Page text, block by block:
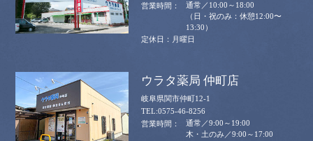
通常／10:00～18:00
（日・祝のみ：休憩12:00〜
13:30）
月曜日
ウラタ薬局 仲町店
岐阜県関市仲町12-1
0575-46-8256
通常／9:00～19:00
木・土のみ／9:00～17:00